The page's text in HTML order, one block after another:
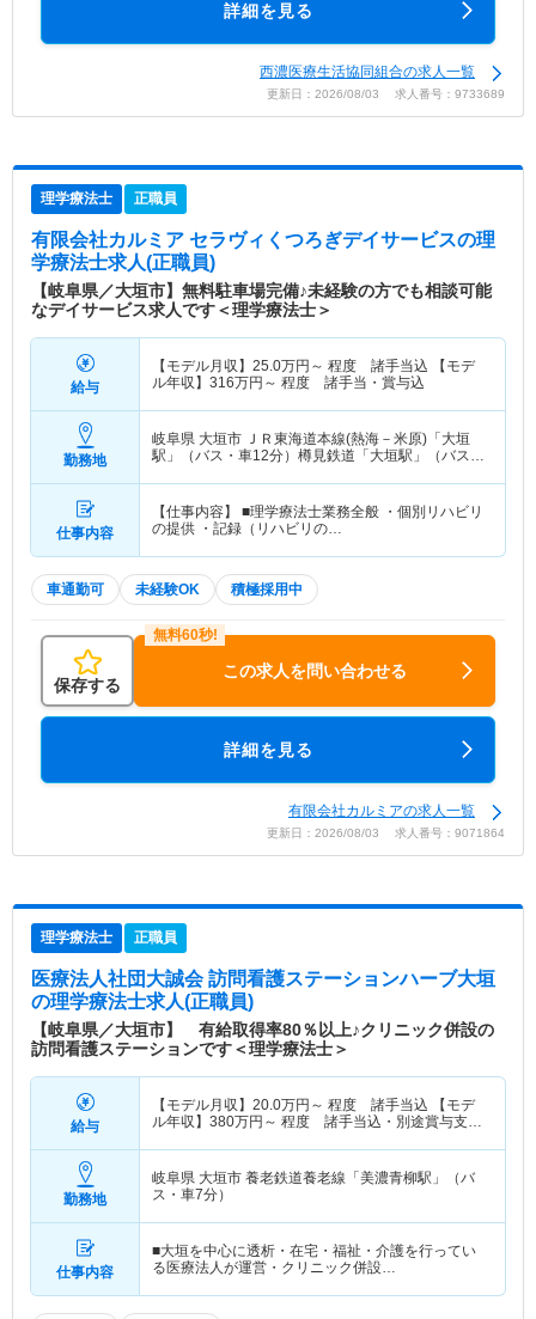
詳細を見る
西濃医療生活協同組合の求人一覧
更新日：2026/08/03 求人番号：9733689
理学療法士 正職員
有限会社カルミア セラヴィくつろぎデイサービスの理
学療法士求人(正職員)
【岐阜県／大垣市】無料駐車場完備♪未経験の方でも相談可能
なデイサービス求人です＜理学療法士＞
給与
【モデル月収】 25.0万円～ 程度 諸手当込 【モデ
ル年収】 316万円～ 程度 諸手当・賞与込
勤務地
岐阜県 大垣市 ＪＲ東海道本線(熱海－米原)「大垣
駅」（バス・車12分）樽見鉄道「大垣駅」（バス・
仕事内容
【仕事内容】 ■理学療法士業務全般 ・個別リハビリ
の提供 ・記録（リハビリの…
車通勤可 未経験OK 積極採用中
保存する
この求人を問い合わせる
詳細を見る
有限会社カルミアの求人一覧
更新日：2026/08/03 求人番号：9071864
理学療法士 正職員
医療法人社団大誠会 訪問看護ステーションハーブ大垣
の理学療法士求人(正職員)
【岐阜県／大垣市】 有給取得率80％以上♪クリニック併設の
訪問看護ステーションです＜理学療法士＞
給与
【モデル月収】 20.0万円～ 程度 諸手当込 【モデ
ル年収】 380万円～ 程度 諸手当込・別途賞与支給
勤務地
岐阜県 大垣市 養老鉄道養老線「美濃青柳駅」（バ
ス・車7分）
仕事内容
■大垣を中心に透析・在宅・福祉・介護を行ってい
る医療法人が運営・クリニック併設…